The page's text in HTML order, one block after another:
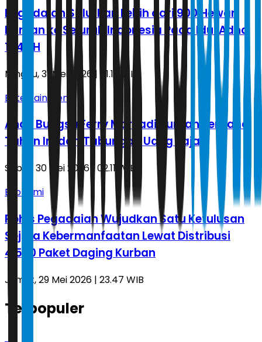
Pegadaian Salurkan Lebih dari 900 Hewan
Kurban ke Seluruh Indonesia Pada Idul Adha
1447 H
Minggu, 31 Mei 2026 | 01.19 WIB
Entertainment
Anak Bungsu Ferry Maryadi Kurban Perdana
Tahun Ini dari Tabungan Uang Jajan
Sabtu, 30 Mei 2026 | 02.11 WIB
Ekonomi
Rohis Pegadaian Wujudkan Satu Ketulusan
Sejuta Kebermanfaatan Lewat Distribusi
4.500 Paket Daging Kurban
Jumat, 29 Mei 2026 | 23.47 WIB
Terpopuler